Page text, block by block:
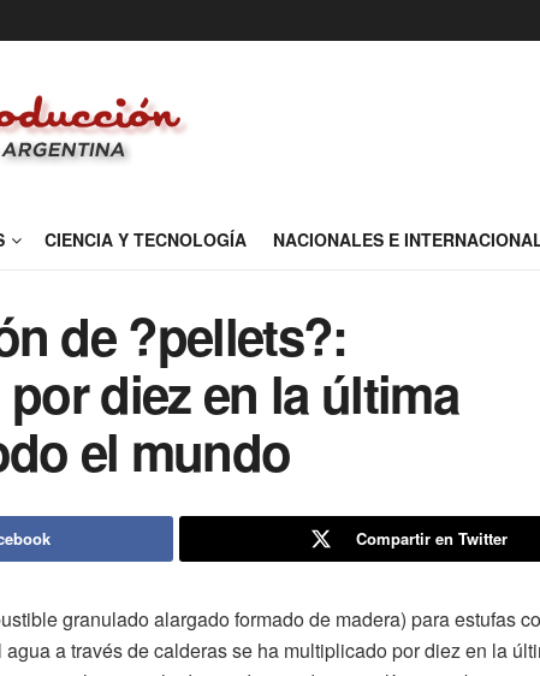
CIENCIA Y TECNOLOGÍA NACIONALES E
de ?pellets?:
diez en la última
el mundo
Compartir en Twitter
granulado alargado formado de madera) para estufas
a través de calderas se ha multiplicado por diez en la